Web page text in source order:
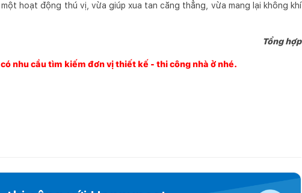
hoạt động thú vị, vừa giúp xua tan căng thẳng, vừa mang lại không khí
Tổng hợp
nhu cầu tìm kiếm đơn vị thiết kế - thi công nhà ở nhé.